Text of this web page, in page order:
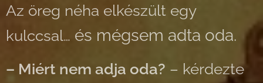
Az öreg néha elkészült egy
kulccsal… és mégsem adta oda.
– Miért nem adja oda? – kérdezte